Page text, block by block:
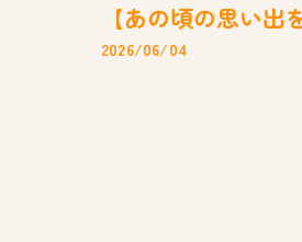
【あの頃の思い
2026/06/04